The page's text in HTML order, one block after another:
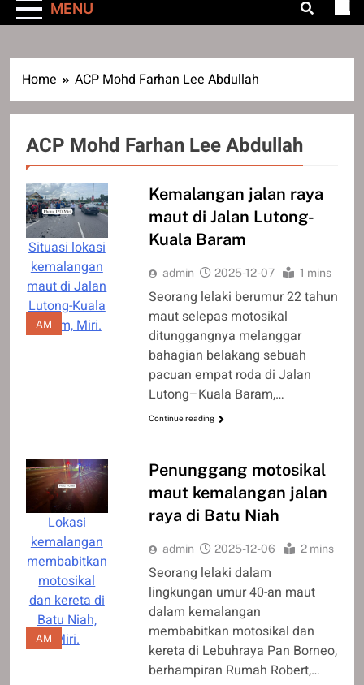
MENU
Home ACP Mohd Farhan Lee Abdullah
ACP Mohd Farhan Lee Abdullah
Situasi lokasi
kemalangan
maut di Jalan
Lutong-Kuala
Baram, Miri.
AM
Kemalangan jalan raya
maut di Jalan Lutong-
Kuala Baram
admin 2025-12-07 1 mins
Seorang lelaki berumur 22 tahun
maut selepas motosikal
ditunggangnya melanggar
bahagian belakang sebuah
pacuan empat roda di Jalan
Lutong–Kuala Baram,…
Continue reading
Lokasi
kemalangan
membabitkan
motosikal
dan kereta di
Batu Niah,
Miri.
AM
Penunggang motosikal
maut kemalangan jalan
raya di Batu Niah
admin 2025-12-06 2 mins
Seorang lelaki dalam
lingkungan umur 40-an maut
dalam kemalangan
membabitkan motosikal dan
kereta di Lebuhraya Pan Borneo,
berhampiran Rumah Robert,…